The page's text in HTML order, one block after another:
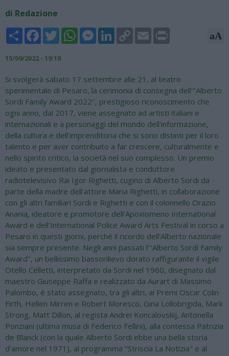
di Redazione
Share FacebookTwitterWhatsAppMessengerLinkedInCopy
Link
Email aA
15/09/2022 - 19:18
Si svolgerà sabato 17 settembre alle 21, al teatro
sperimentale di Pesaro, la cerimonia di consegna dell'"Alberto
Sordi Family Award 2022", prestigioso riconoscimento che
ogni anno, dal 2017, viene assegnato ad artisti italiani e
internazionali e a personaggi del mondo dell'informazione,
della cultura e dell'imprenditoria che si sono distinti per il loro
talento e per aver contribuito a far crescere, culturalmente e
nello spirito critico, la società nel suo complesso. Un premio
ideato e presentato dal giornalista e conduttore
radiotelevisivo Rai Igor Righetti, cugino di Alberto Sordi da
parte della madre dell'attore Maria Righetti, in collaborazione
con gli altri familiari Sordi e Righetti e con il colonnello Orazio
Anania, ideatore e promotore dell'Apoxiomeno International
Award e dell'International Police Award Arts Festival in corso a
Pesaro in questi giorni, perché il ricordo dell'Alberto nazionale
sia sempre presente. Negli anni passati l'"Alberto Sordi Family
Award", un bellissimo bassorilievo dorato raffigurante il vigile
Otello Celletti, interpretato da Sordi nel 1960, disegnato dal
maestro Giuseppe Raffa e realizzato da Aurart di Massimo
Palombo, è stato assegnato, tra gli altri, ai Premi Oscar Colin
Firth, Hellen Mirren e Robert Moresco, Gina Lollobrigida, Mark
Strong, Matt Dillon, al regista Andrei Koncalovskij, Antonella
Ponziani (ultima musa di Federico Fellini), alla contessa Patrizia
de Blanck (con la quale Alberto Sordi ebbe una bella storia
d'amore nel 1971), al programma "Striscia La Notizia" e al